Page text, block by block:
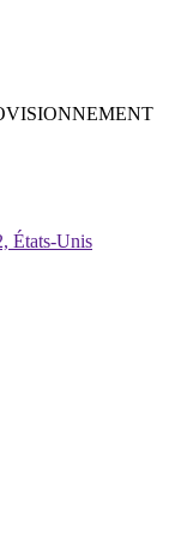
États-Unis